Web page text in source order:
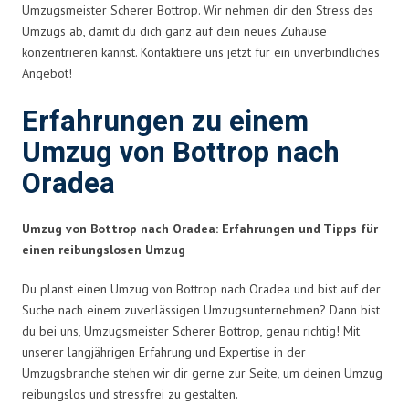
Umzugsmeister Scherer Bottrop. Wir nehmen dir den Stress des
Umzugs ab, damit du dich ganz auf dein neues Zuhause
konzentrieren kannst. Kontaktiere uns jetzt für ein unverbindliches
Angebot!
Erfahrungen zu einem
Umzug von Bottrop nach
Oradea
Umzug von Bottrop nach Oradea: Erfahrungen und Tipps für
einen reibungslosen Umzug
Du planst einen Umzug von Bottrop nach Oradea und bist auf der
Suche nach einem zuverlässigen Umzugsunternehmen? Dann bist
du bei uns, Umzugsmeister Scherer Bottrop, genau richtig! Mit
unserer langjährigen Erfahrung und Expertise in der
Umzugsbranche stehen wir dir gerne zur Seite, um deinen Umzug
reibungslos und stressfrei zu gestalten.